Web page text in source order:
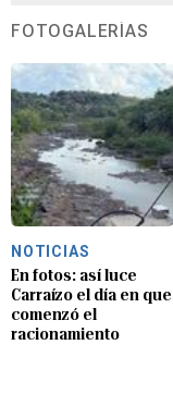
FOTOGALERÍAS
NOTICIAS
En fotos: así luce
Carraízo el día en que
comenzó el
racionamiento